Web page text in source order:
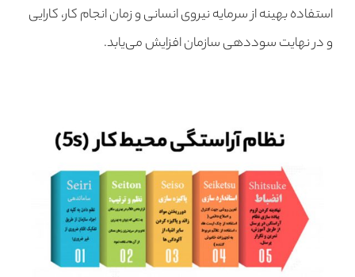
استفاده بهینه از سرمایه نیروی انسانی و زمان انجام کار، کارایی
و در نهایت سوددهی سازمان افزایش می‌یابد.